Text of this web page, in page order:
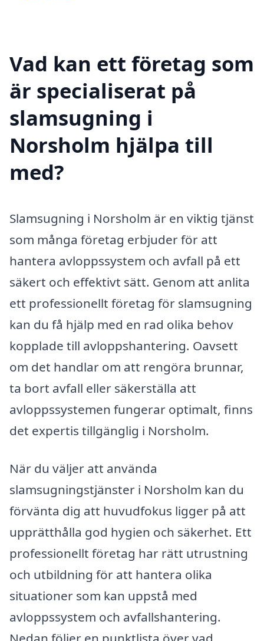
Vad kan ett företag som
är specialiserat på
slamsugning i
Norsholm hjälpa till
med?
Slamsugning i Norsholm är en viktig tjänst
som många företag erbjuder för att
hantera avloppssystem och avfall på ett
säkert och effektivt sätt. Genom att anlita
ett professionellt företag för slamsugning
kan du få hjälp med en rad olika behov
kopplade till avloppshantering. Oavsett
om det handlar om att rengöra brunnar,
ta bort avfall eller säkerställa att
avloppssystemen fungerar optimalt, finns
det expertis tillgänglig i Norsholm.
När du väljer att använda
slamsugningstjänster i Norsholm kan du
förvänta dig att huvudfokus ligger på att
upprätthålla god hygien och säkerhet. Ett
professionellt företag har rätt utrustning
och utbildning för att hantera olika
situationer som kan uppstå med
avloppssystem och avfallshantering.